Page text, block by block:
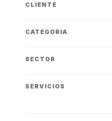
CLIENTE
CATEGORIA
SECTOR
SERVICIOS